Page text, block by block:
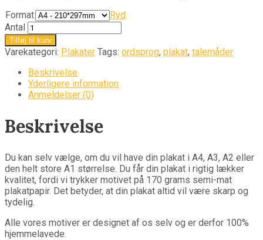
Format
Ryd
Antal
Tilføj til kurv
Varekategori: Plakater Tags: ordsprog, plakat, talemåder
Beskrivelse
Yderligere information
Anmeldelser (0)
Beskrivelse
Du kan selv vælge, om du vil have din plakat i A4, A3, A2 eller
den helt store A1 størrelse. Du får din plakat i rigtig lækker
kvalitet, fordi vi trykker motivet på 170 grams semi-mat
plakatpapir. Det betyder, at din plakat altid vil være skarp og
tydelig.
Alle vores motiver er designet af os selv og er derfor 100%
hjemmelavede.